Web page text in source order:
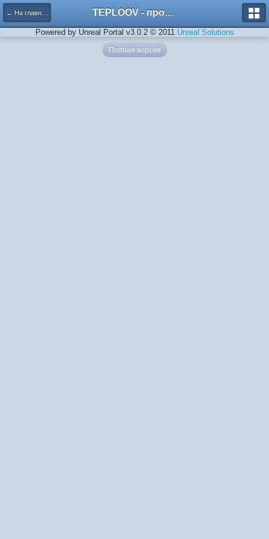
← На главную TEPLOOV - программный комплекс для расчёта систем отопления и вентиляции
Powered by Unreal Portal v3.0.2 © 2011 Unreal Solutions
Полная версия